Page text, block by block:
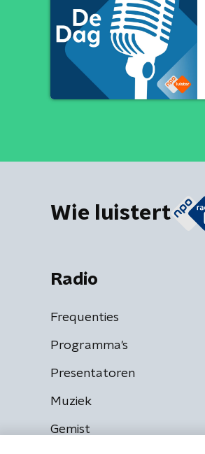
Wie luistert
Radio
Frequenties
Programma's
Presentatoren
Muziek
Gemist